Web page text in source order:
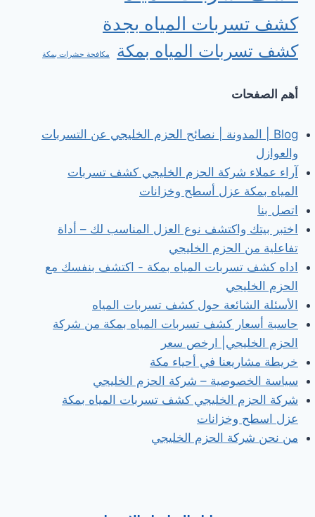
كشف تسربات المياه بجدة
كشف تسربات المياه بمكة مكافحة حشرات بمكة
أهم الصفحات
Blog | المدونة | نصائح الحزم الخليجي عن التسربات
والعوازل
آراء عملاء شركة الحزم الخليجي كشف تسربات
المياه بمكة عزل أسطح وخزانات
اتصل بنا
اختبر بيتك واكتشف نوع العزل المناسب لك – أداة
تفاعلية من الحزم الخليجي
اداه كشف تسربات المياه بمكة - اكتشف بنفسك مع
الحزم الخليجي
الأسئلة الشائعة حول كشف تسربات المياه
حاسبة أسعار كشف تسربات المياه بمكة من شركة
الحزم الخليجي| ارخص سعر
خريطة مشاريعنا في أحياء مكة
سياسة الخصوصية – شركة الحزم الخليجي
شركة الحزم الخليجي كشف تسربات المياه بمكة
عزل اسطح وخزانات
من نحن شركة الحزم الخليجي